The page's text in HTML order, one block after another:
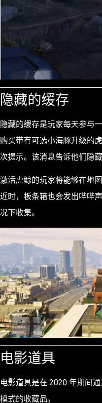
隐藏的缓存
隐藏的缓存是玩家每天参与
购买带有可选小海豚升级的
次提示。该消息告诉他们隐
激活虎鲸的玩家将能够在地
近时，板条箱也会发出哔哔
况下收集。
电影道具
电影道具是在 2020 年期间
模式的收藏品。